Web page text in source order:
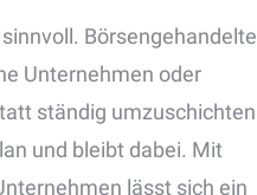
Börsengehandelte
Unternehmen oder
ständig umzuschichten
und bleibt dabei. Mit
lässt sich ein